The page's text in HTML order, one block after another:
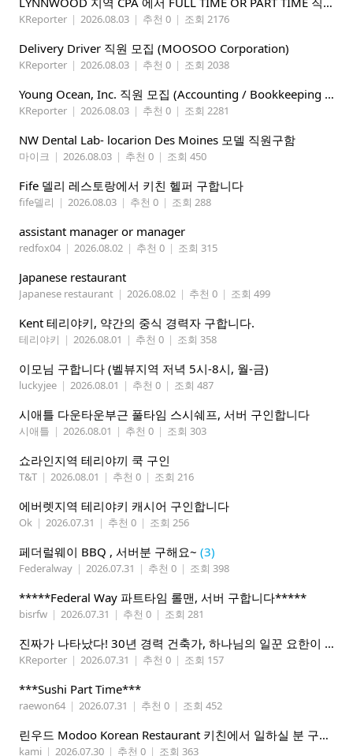
KReporter | 2026.08.03 | 추천 0 | 조회 2176
Delivery Driver 직원 모집 (MOOSOO Corporation)
KReporter | 2026.08.03 | 추천 0 | 조회 2038
Young Ocean, Inc. 직원 모집 (Accounting / Bookkeeping 분야)
KReporter | 2026.08.03 | 추천 0 | 조회 2281
NW Dental Lab- locarion Des Moines 모델 직원구함
마이크 | 2026.08.03 | 추천 0 | 조회 450
Fife 델리 레스토랑에서 키친 헬퍼 구합니다
fife델리 | 2026.08.03 | 추천 0 | 조회 288
assistant manager or manager
redfox04 | 2026.08.02 | 추천 0 | 조회 315
Japanese restaurant
Japanese restaurant | 2026.08.02 | 추천 0 | 조회 499
Kent 테리야키, 약간의 중식 경력자 구합니다.
테리야키 | 2026.08.01 | 추천 0 | 조회 358
이모님 구합니다 (벨뷰지역 저녁 5시-8시, 월-금)
luckyjee | 2026.08.01 | 추천 0 | 조회 487
시애틀 다운타운부근 풀타임 스시쉐프, 서버 구인합니다
시애틀 | 2026.08.01 | 추천 0 | 조회 303
쇼라인지역 테리야끼 쿡 구인
T&T | 2026.08.01 | 추천 0 | 조회 216
에버렛지역 테리야키 캐시어 구인합니다
Ok | 2026.07.31 | 추천 0 | 조회 256
페더럴웨이 BBQ , 서버분 구해요~ (3)
Federalway | 2026.07.31 | 추천 0 | 조회 398
*****Federal Way 파트타임 롤맨, 서버 구합니다*****
bisrfw | 2026.07.31 | 추천 0 | 조회 281
진짜가 나타났다! 30년 경력 건축가, 하나님의 일꾼 요한이 책임 시공합니다.
KReporter | 2026.07.31 | 추천 0 | 조회 157
***Sushi Part Time***
raewon64 | 2026.07.31 | 추천 0 | 조회 452
린우드 Modoo Korean Restaurant 키친에서 일하실 분 구합니다
kami | 2026.07.30 | 추천 0 | 조회 363